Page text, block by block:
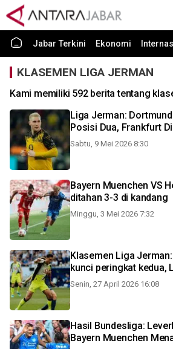
Jabar Terkini Ekonomi
KLASEMEN LIGA JERMAN
Kami memiliki 592 berita tentang
Liga Jerman:
Posisi Dua, Frankfurt
Sabtu, 9 Mei 2026 8:30
Bayern Muenchen VS
ditahan 3-3 di kandang
Minggu, 3 Mei 2026 7:32
Klasemen Liga
kunci peringkat kedua,
Senin, 27 April 2026 16:08
Hasil Bundesliga:
Bayern Muenchen